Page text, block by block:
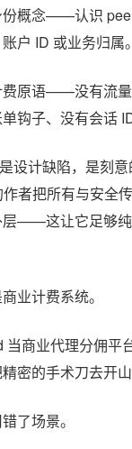
概念——认识 peer
户 ID 或业务归属。
费原语——没有流
钩子、没有会话 ID
设计缺陷，是刻意
者把所有与安全
层——这让它足够
业计费系统。
当商业代理分佣平
密的手术刀去开山
了场景。